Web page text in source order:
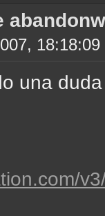
18:18:09
una duda